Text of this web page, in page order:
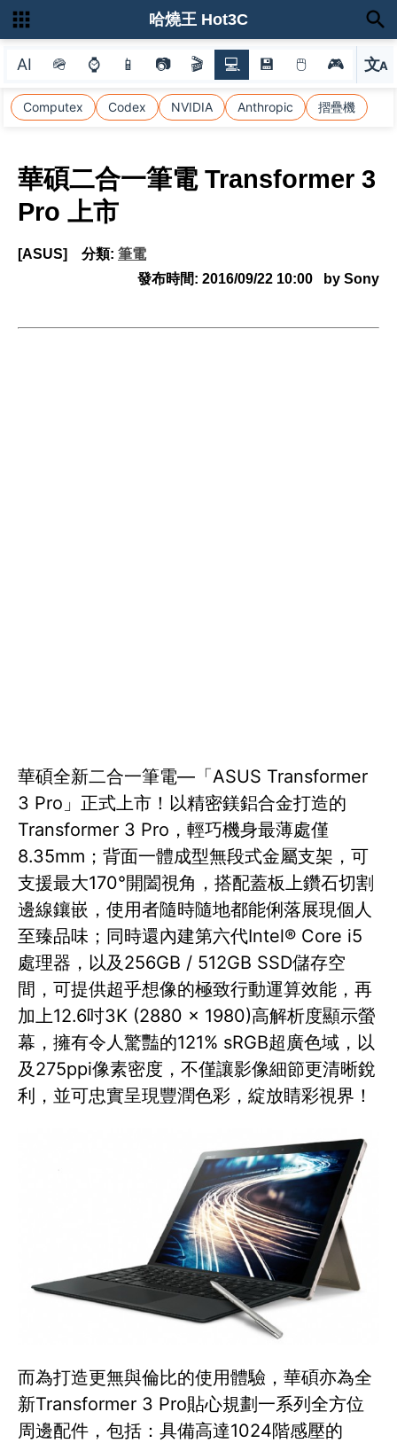
AI 🪖 ⌚ 📱 📷 🎬 💻 💾 🖱 🎮 文A
選
Computex Codex NVIDIA Anthropic 摺疊機
哈燒王 Hot3C
華碩二合一筆電 Transformer 3
Pro 上市
[ASUS] 分類: 筆電
發布時間: 2016/09/22 10:00 by Sony
華碩全新二合一筆電—「ASUS Transformer
3 Pro」正式上市！以精密鎂鋁合金打造的
Transformer 3 Pro，輕巧機身最薄處僅
8.35mm；背面一體成型無段式金屬支架，可
支援最大170°開闔視角，搭配蓋板上鑽石切割
邊線鑲嵌，使用者隨時隨地都能俐落展現個人
至臻品味；同時還內建第六代Intel® Core i5
處理器，以及256GB / 512GB SSD儲存空
間，可提供超乎想像的極致行動運算效能，再
加上12.6吋3K (2880 x 1980)高解析度顯示螢
幕，擁有令人驚豔的121% sRGB超廣色域，以
及275ppi像素密度，不僅讓影像細節更清晰銳
利，並可忠實呈現豐潤色彩，綻放睛彩視界！
而為打造更無與倫比的使用體驗，華碩亦為全
新Transformer 3 Pro貼心規劃一系列全方位
周邊配件，包括：具備高達1024階感壓的